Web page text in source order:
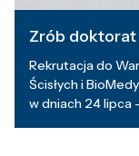
Zrób doktorat
Rekrutacja do
Ścisłych i
w dniach 24 lipca